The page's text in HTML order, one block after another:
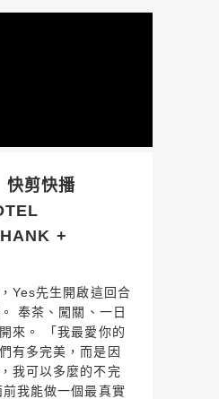
快剪快播
+
Yes先生開啟這回合
奉茶、闖關、一日
來。 「我最愛你的
有多完美，而是因
我可以多麼的不完
我能做一個最真實